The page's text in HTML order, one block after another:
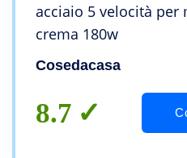
acciaio 5 velocità per
crema 180w
Cosedacasa
8.7